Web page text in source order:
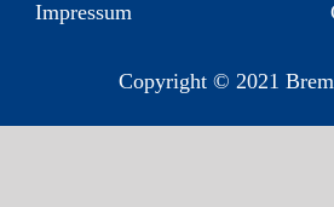
Impressum
Copyright © 2021